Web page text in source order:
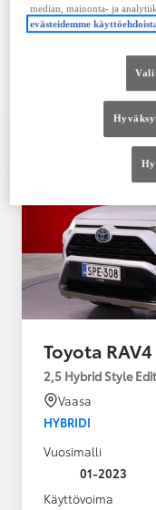
Saatavilla Easy
Toyota RAV4
2,5 Hybrid Style
Vaasa
HYBRIDI
Vuosimalli
01-2023
Käyttövoima
median, mainonta- ja
evästeidemme